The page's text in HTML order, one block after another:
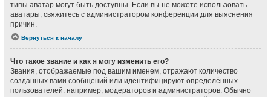
типы аватар могут быть доступны. Если вы не можете использовать
аватары, свяжитесь с администратором конференции для выяснения
причин.
Вернуться к началу
Что такое звание и как я могу изменить его?
Звания, отображаемые под вашим именем, отражают количество
созданных вами сообщений или идентифицируют определённых
пользователей: например, модераторов и администраторов. Обычно